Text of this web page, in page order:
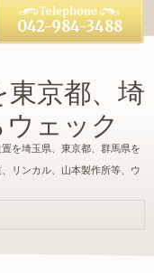
京都、埼
ェック
を埼玉県、東京都、群馬県を
リンカル、山本製作所等、ウ
042-984-3488